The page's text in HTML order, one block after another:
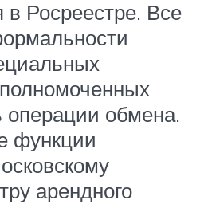
в Росреестре. Все
операции обмена.
функции
арендного